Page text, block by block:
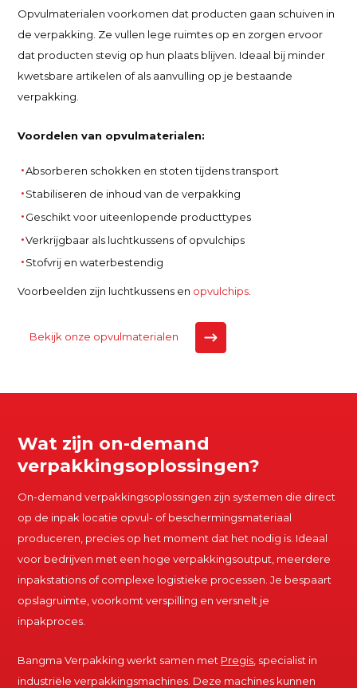
Opvulmaterialen voorkomen dat producten gaan schuiven in
de verpakking. Ze vullen lege ruimtes op en zorgen ervoor
dat producten stevig op hun plaats blijven. Ideaal bij minder
kwetsbare artikelen of als aanvulling op je bestaande
verpakking.
Voordelen van opvulmaterialen:
Absorberen schokken en stoten tijdens transport
Stabiliseren de inhoud van de verpakking
Geschikt voor uiteenlopende producttypes
Verkrijgbaar als luchtkussens of opvulchips
Stofvrij en waterbestendig
Voorbeelden zijn luchtkussens en opvulchips.
Bekijk onze opvulmaterialen
Wat zijn on-demand
verpakkingsoplossingen?
On-demand verpakkingsoplossingen zijn systemen die direct
op de inpak locatie opvul- of beschermingsmateriaal
produceren, precies op het moment dat het nodig is. Ideaal
voor bedrijven met een hoge verpakkingsoutput, meerdere
inpakstations of complexe logistieke processen. Je bespaart
opslagruimte, voorkomt verspilling en versnelt je
inpakproces.
Bangma Verpakking werkt samen met Pregis , specialist in
industriële verpakkingsmachines. Deze machines kunnen